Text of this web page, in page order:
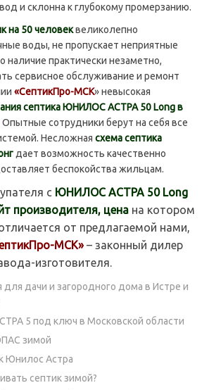
и склонна к глубокому промерзанию.
на 50 человеквеликолепно
воды, не пропускает неприятные
наличие практически незаметно,
сервисное обслуживание и ремонт
«СептикПро-МСК» невысокая
септика ЮНИЛОС АСТРА 50 Long в
Опытные сотрудники берут на себя все
Несложная схема септика
дает возможность качественно
беспокойства жильцам.
с ЮНИЛОС АСТРА 50 Long
производителя, цена на котором
от предлагаемой нами,
МСК» – законный дилер
изготовителя.
для дачи и загородного дома в Истре и
5 под ключ в Московской области
зимой
Юнилос Астра
септик зимой?